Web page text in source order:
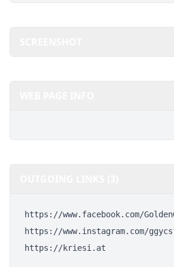
https://www.facebook.com/
https://www.instagram.com/
https://kriesi.at